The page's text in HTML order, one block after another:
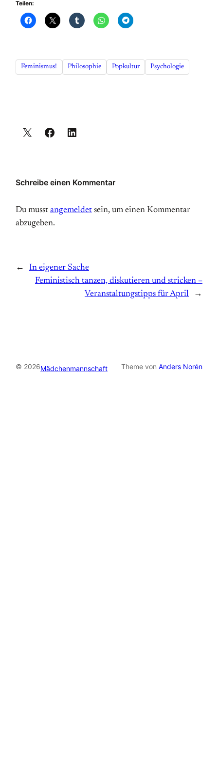
Teilen:
Feminismus! Philosophie Popkultur Psychologie
Schreibe einen Kommentar
Du musst angemeldet sein, um einen Kommentar
abzugeben.
←
In eigener Sache
Feministisch tanzen, diskutieren und stricken –
Veranstaltungstipps für April
→
© 2026Mädchenmannschaft Theme von Anders Norén